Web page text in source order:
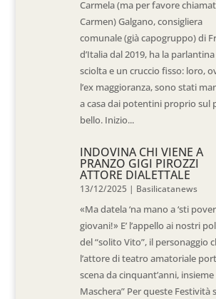
Carmela (ma per favore
Carmen) Galgano, consigliera
comunale (già capogruppo) di
d’Italia dal 2019, ha la parlantina
sciolta e un cruccio fisso: loro,
l’ex maggioranza, sono stati
a casa dai potentini proprio sul
bello. Inizio...
INDOVINA CHI VIENE A
PRANZO GIGI PIROZZI
ATTORE DIALETTALE
13/12/2025 | Basilicatanews
«Ma datela ‘na mano a ‘sti
giovani!» E’ l’appello ai nostri
del “solito Vito”, il personaggio
l’attore di teatro amatoriale
scena da cinquant’anni, insieme
Maschera” Per queste Festività